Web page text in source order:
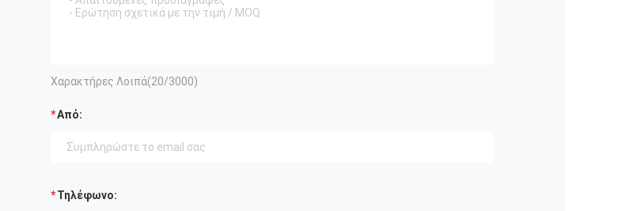
Χαρακτήρες Λοιπά(20/3000)
Από:
Τηλέφωνο: